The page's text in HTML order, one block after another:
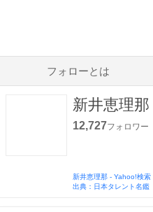
フォローとは
新井恵理那
12,727フォロワー
新井恵理那 - Yahoo!検索
出典：日本タレント名鑑